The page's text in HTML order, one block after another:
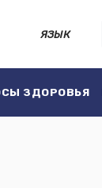
ЯЗЫК
ЗДОРОВЬЯ